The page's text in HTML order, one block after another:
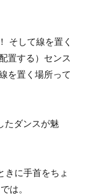
そして線を置く
置する）センス
を置く場所って
たダンスが魅
きに手首をちょ
は。